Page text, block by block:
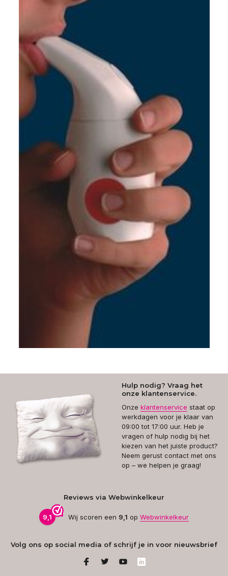
Hulp nodig? Vraag het
onze klantenservice.
Onze klantenservice staat op
werkdagen voor je klaar van
09:00 tot 17:00 uur. Heb je
vragen of hulp nodig bij het
kiezen van het juiste product?
Neem gerust contact met ons
op – we helpen je graag!
Reviews via Webwinkelkeur
9,1 Wij scoren een 9,1 op Webwinkelkeur
Volg ons op social media of schrijf je in voor nieuwsbrief